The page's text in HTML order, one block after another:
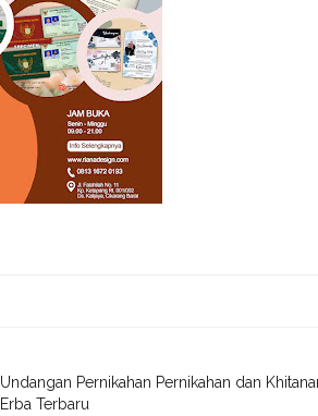
Undangan Pernikahan Pernikahan dan
Erba Terbaru